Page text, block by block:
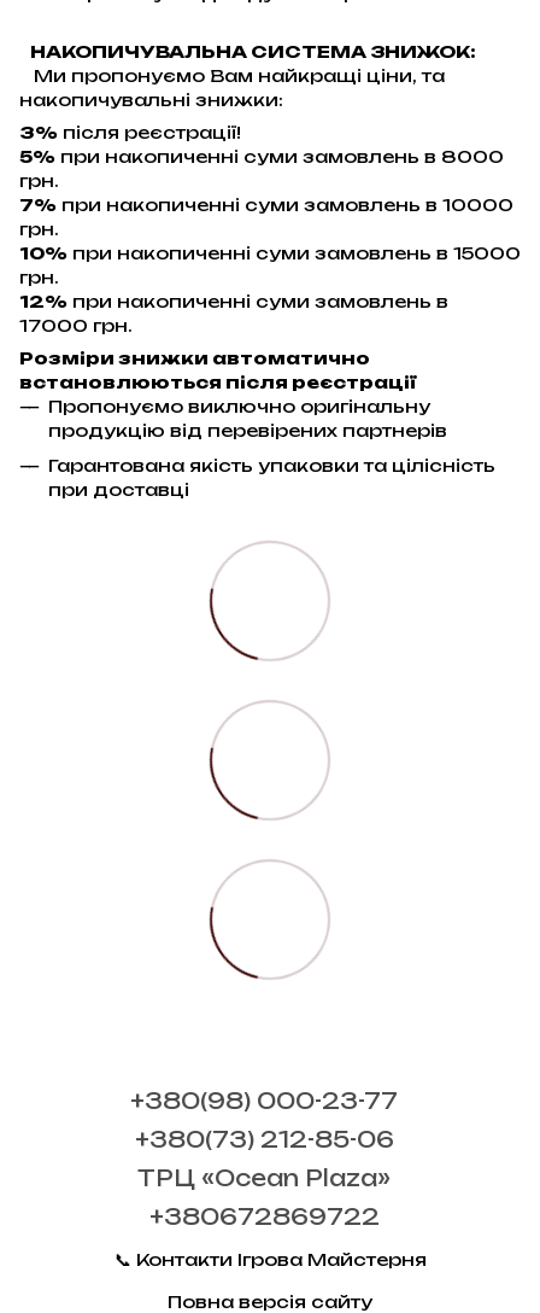
НАКОПИЧУВАЛЬНА СИСТЕМА ЗНИЖОК:
Ми пропонуємо Вам найкращі ціни, та
накопичувальні знижки:
3% після реєстрації!
5% при накопиченні суми замовлень в 8000
грн.
7% при накопиченні суми замовлень в 10000
грн.
10% при накопиченні суми замовлень в 15000
грн.
12% при накопиченні суми замовлень в
17000 грн.
Розміри знижки автоматично
встановлюються після реєстрації
Пропонуємо виключно оригінальну
продукцію від перевірених партнерів
Гарантована якість упаковки та цілісність
при доставці
+380(98) 000-23-77
+380(73) 212-85-06
ТРЦ «Ocean Plaza»
+380672869722
📞 Контакти Ігрова Майстерня
Повна версія сайту